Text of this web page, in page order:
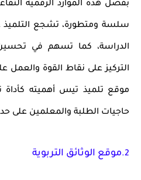
بفضل هذه الموارد الرقمية
سلسة ومتطورة، تشجع التلميذ
الدراسة، كما تسهم في تحسين
التركيز على نقاط القوة
موقع تلميذ تيس أهميته كأداة
حاجيات الطلبة والمعلمين على
2. موقع الوثائق التربوية